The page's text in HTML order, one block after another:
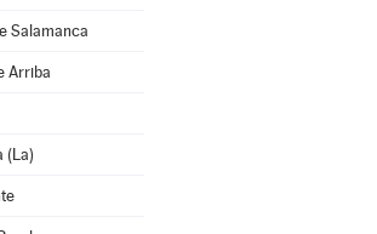
Salamanca
Arriba
(La)